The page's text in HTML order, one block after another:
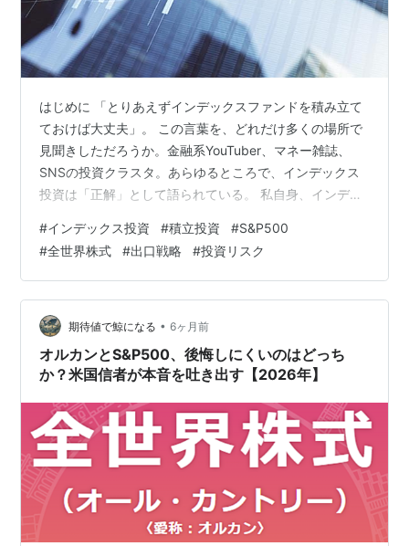
はじめに 「とりあえずインデックスファンドを積み立て
ておけば大丈夫」。 この言葉を、どれだけ多くの場所で
見聞きしただろうか。金融系YouTuber、マネー雑誌、
SNSの投資クラスタ。あらゆるところで、インデックス
投資は「正解」として語られている。 私自身、インデッ
合ってきた経験から言えば、個人投資家にとって合理的
な選択肢の一つであることは間違いない。 しかし、「思
考停止の積立」が本当に安全かと問われれば、私の答え
は明確だ。 安全ではない。 今日は、インデックス投資の
「語られない部分」について書く。 1. 「長期なら必ず上
がる」という神話 イン…
#インデックス投資 #積立投資 #S&P500
#全世界株式 #出口戦略 #投資リスク
期待値で鯨になる • 6ヶ月前
オルカンとS&P500、後悔しにくいのはどっち
か？米国信者が本音を吐き出す【2026年】